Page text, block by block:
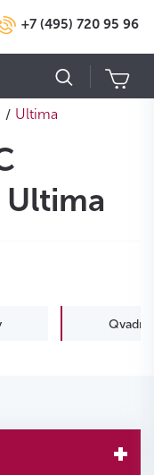
+7 (495) 720 95 96
/ Ultima
Ultima
Qvadro